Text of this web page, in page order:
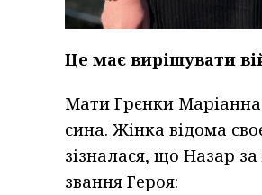
Це має вирішувати
Мати Грєнки Маріанна
сина. Жінка відома
зізналася, що Назар
звання Героя: